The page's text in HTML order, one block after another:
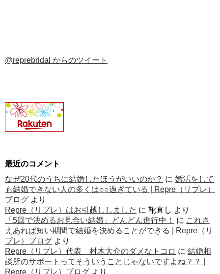
@reprebridal からのツイート
最近のコメント
なぜ20代のうちに結婚したほうがいいのか？ に 婚活をして
も結婚できない人の多くは○○過ぎている | Repre（リプレ）
ブログ より
Repre（リプレ）はお引越ししました に 靴直し より
「5回で決めるお見合い結婚」どんどん進行中！
に これさ
えあれば短い期間で結婚を決めることができる | Repre（リ
プレ）ブログ より
Repre（リプレ）代表 村木大介のダメなトコロ に 結婚相
談所のサポートってそういうことじゃないですよね？？ |
Repre（リプレ）ブログ より